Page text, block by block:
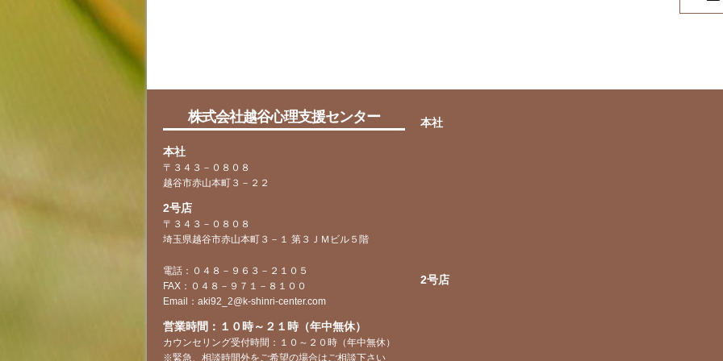
株式会社越谷心理支援センター
本社
〒３４３－０８０８
越谷市赤山本町３－２２
2号店
〒３４３－０８０８
埼玉県越谷市赤山本町３－１ 第３ＪＭビル５階
電話：０４８－９６３－２１０５
FAX：０４８－９７１－８１００
Email：aki92_2@k-shinri-center.com
営業時間：１０時～２１時（年中無休）
カウンセリング受付時間：１０～２０時（年中無休）
※緊急、相談時間外をご希望の場合はご相談下さい
本社
2号店